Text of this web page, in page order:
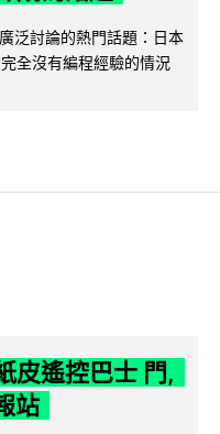
泛討論的熱門話題：日本
全沒有編程經驗的情況
皮遙控巴士 門,
站